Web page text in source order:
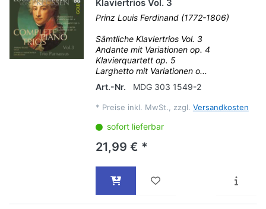
Klaviertrios Vol. 3
Prinz Louis Ferdinand (1772-1806)
Sämtliche Klaviertrios Vol. 3
Andante mit Variationen op. 4
Klavierquartett op. 5
Larghetto mit Variationen o...
Art.-Nr.
MDG 303 1549-2
* Preise inkl. MwSt., zzgl. Versandkosten
sofort lieferbar
21,99 € *